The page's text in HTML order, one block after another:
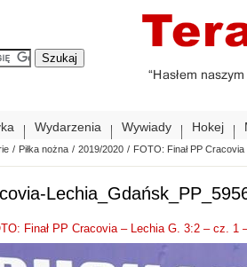
Wydarzenia Wywiady Hokej
/ Piłka nożna / 2019/2020 / FOTO: Finał PP
Finał PP Cracovia – Lechia G. 3:2 – cz. 1